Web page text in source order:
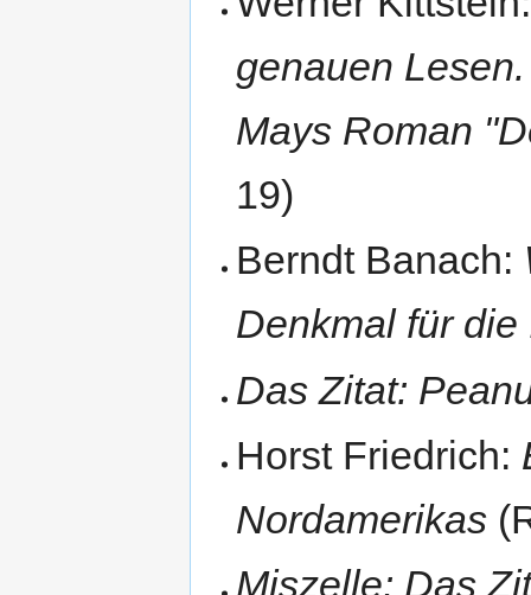
genauen
Mays Roman
19)
Berndt Banach:
Denkmal für die
Das Zitat:
Horst Friedrich:
Nordamerikas
Miszelle: Das